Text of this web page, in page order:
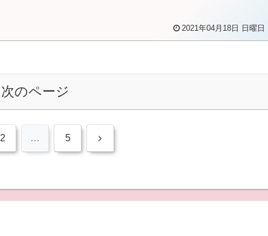
2021年04月18日 日曜日
次のページ
2 … 5 次